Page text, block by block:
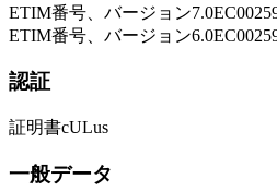
ETIM番号、バージョン7.0
ETIM番号、バージョン6.0
認証
証明書cULus
一般データ